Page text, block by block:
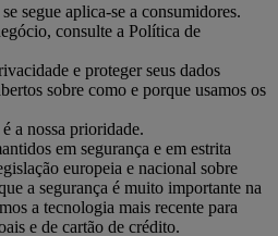
segue aplica-se a consumidores.
consulte a Política de
e proteger seus dados
sobre como e porque usamos os
a nossa prioridade.
em segurança e em estrita
europeia e nacional sobre
a segurança é muito importante na
a tecnologia mais recente para
e de cartão de crédito.